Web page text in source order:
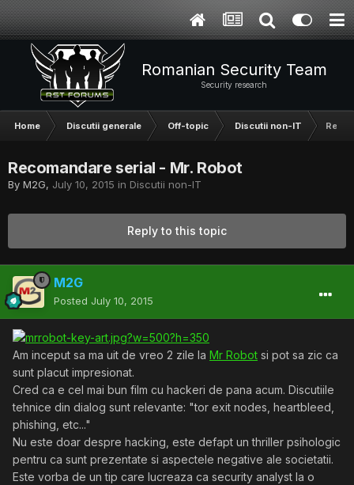
Romanian Security Team
Security research
Home Discutii generale Off-topic Discutii non-IT
Recomandare serial - Mr. Robot
By M2G, July 10, 2015 in Discutii non-IT
Reply to this topic
M2G
Posted July 10, 2015
Am inceput sa ma uit de vreo 2 zile la Mr Robot si pot sa zic ca
sunt placut impresionat.
Cred ca e cel mai bun film cu hackeri de pana acum. Discutiile
tehnice din dialog sunt relevante: "tor exit nodes, heartbleed,
phishing, etc..."
Nu este doar despre hacking, este defapt un thriller psihologic
pentru ca sunt prezentate si aspectele negative ale societatii.
Este vorba de un tip care lucreaza ca security analyst la o